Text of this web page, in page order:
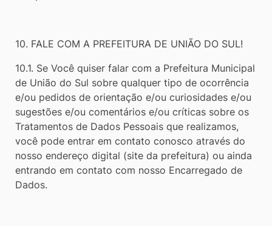
10. FALE COM A PREFEITURA DE UNIÃO DO SUL!
10.1. Se Você quiser falar com a Prefeitura Municipal
de União do Sul sobre qualquer tipo de ocorrência
e/ou pedidos de orientação e/ou curiosidades e/ou
sugestões e/ou comentários e/ou críticas sobre os
Tratamentos de Dados Pessoais que realizamos,
você pode entrar em contato conosco através do
nosso endereço digital (site da prefeitura) ou ainda
entrando em contato com nosso Encarregado de
Dados.